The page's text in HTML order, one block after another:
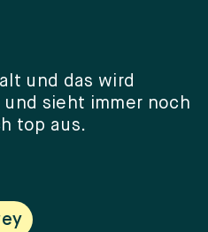
und das wird
sieht immer noch
top aus.